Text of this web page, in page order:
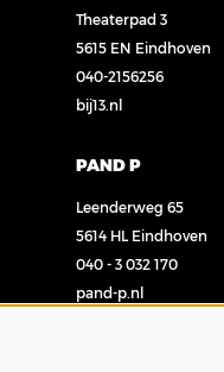
Theaterpad 3
5615 EN Eindhoven
040-2156256
bij13.nl
PAND P
Leenderweg 65
5614 HL Eindhoven
040 - 3 032 170
pand-p.nl